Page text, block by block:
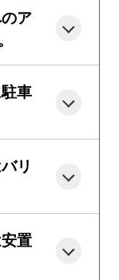
ア
車
リ
置